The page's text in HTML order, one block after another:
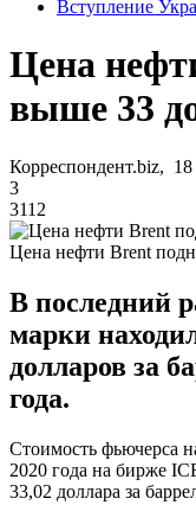
Вступление
Цена
выше 33
Корреспондент.biz,
3
3112
Цена нефти Brent
В последний
марки
долларов за
года.
Стоимость фьючерса
2020 года на бирже
33,02 доллара за